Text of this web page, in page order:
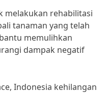
melakukan rehabilitasi
tanaman yang telah
memulihkan
dampak negatif
Indonesia kehilangan